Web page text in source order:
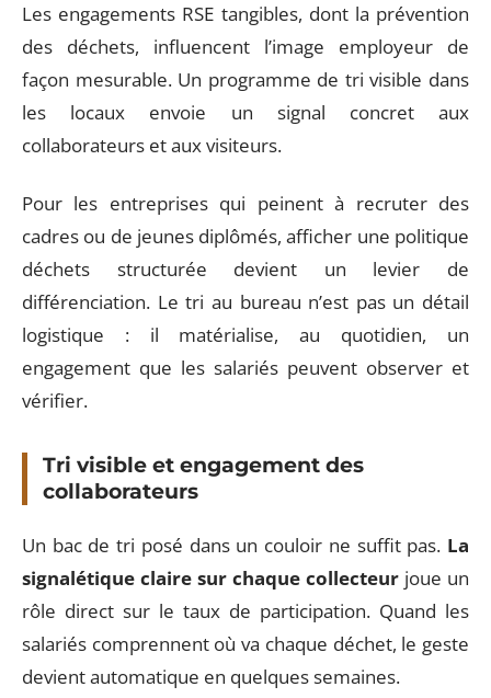
Les engagements RSE tangibles, dont la prévention
des déchets, influencent l’image employeur de
façon mesurable. Un programme de tri visible dans
les locaux envoie un signal concret aux
collaborateurs et aux visiteurs.
Pour les entreprises qui peinent à recruter des
cadres ou de jeunes diplômés, afficher une politique
déchets structurée devient un levier de
différenciation. Le tri au bureau n’est pas un détail
logistique : il matérialise, au quotidien, un
engagement que les salariés peuvent observer et
vérifier.
Tri visible et engagement des
collaborateurs
Un bac de tri posé dans un couloir ne suffit pas. La
signalétique claire sur chaque collecteur joue un
rôle direct sur le taux de participation. Quand les
salariés comprennent où va chaque déchet, le geste
devient automatique en quelques semaines.